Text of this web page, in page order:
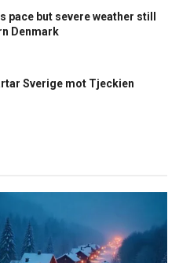
pace but severe weather still
Denmark
Sverige mot Tjeckien